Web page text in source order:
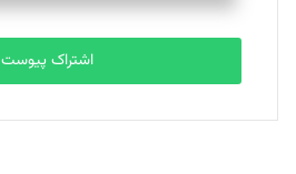
تحریریه
بابک نقاش
تحریریه
اشتراک پیوست